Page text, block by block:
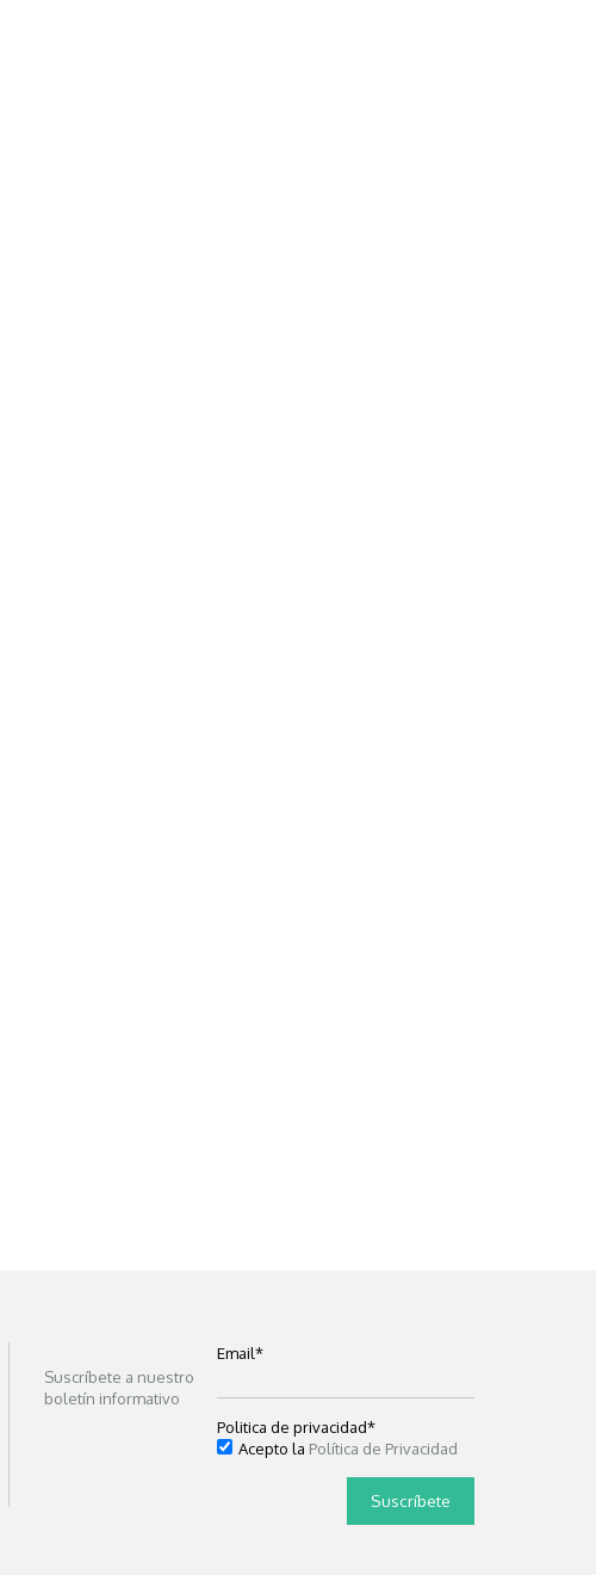
Suscríbete a nuestro
boletín informativo
Email*
Politica de privacidad*
Acepto la Política de Privacidad